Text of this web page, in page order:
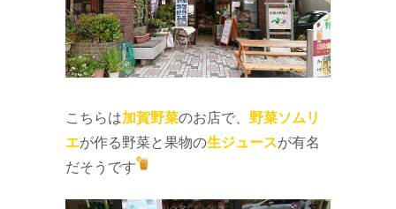
こちらは加賀野菜のお店で、 野菜ソムリ
エが作る野菜と果物の生ジュースが有名
だそうです